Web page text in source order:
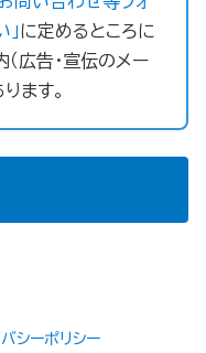
に定めるところに
広告・宣伝のメー
ます。
シーポリシー